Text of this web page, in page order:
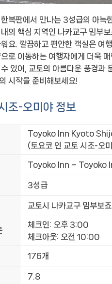
복판에서 만나는 3성급의 아늑
의 핵심 지역인 나카교구 밈부
요. 깔끔하고 편안한 객실은 여
로 이동하는 여행자에게 더욱
있어, 교토의 아름다운 풍경과
시작을 준비해보세요!
조-오미야 정보
Toyoko Inn Kyoto
(토요코 인 교토 시조-오
Toyoko Inn – Toyoko
3성급
교토시 나카교구 밈부
체크인: 오후 3:00
체크아웃: 오전 10:00
176개
7.8